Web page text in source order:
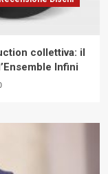
collettiva: il
Infini